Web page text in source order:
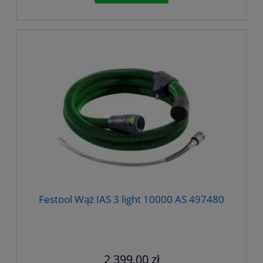
Festool Wąż IAS 3 light 10000 AS 497480
2 399,00 zł